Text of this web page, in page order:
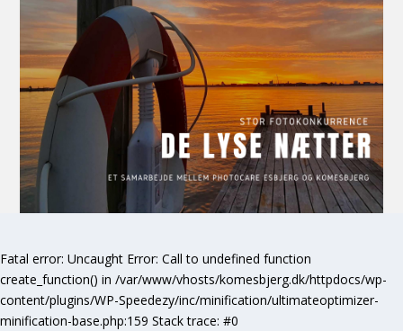
Fatal error: Uncaught Error: Call to undefined function
create_function() in /var/www/vhosts/komesbjerg.dk/httpdocs/wp-
content/plugins/WP-Speedezy/inc/minification/ultimateoptimizer-
minification-base.php:159 Stack trace: #0